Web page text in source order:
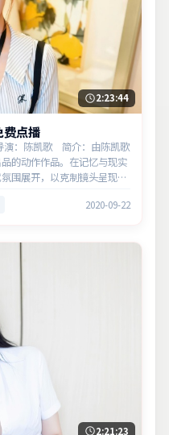
2:23:44
费点播
演：陈凯歌 简介：由陈凯歌
的动作作品。在记忆与现实
围展开，以克制镜头呈现群
2020-09-22
2:21:23